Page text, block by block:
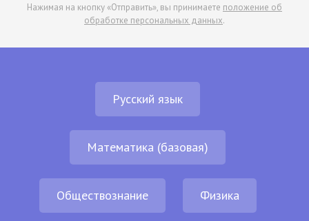
Нажимая на кнопку «Отправить», вы принимаете положение об
обработке персональных данных.
Русский язык
Математика (базовая)
Обществознание Физика